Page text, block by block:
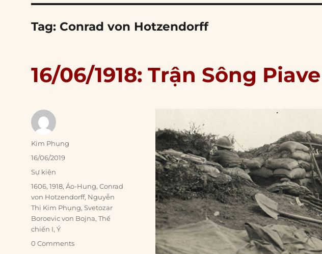
Tag: Conrad von Hotzendorff
16/06/1918: Trận Sông Piave
Author
Kim Phụng
Posted
16/06/2019
Categories
Sự kiện
Tags
1606,1918,Áo-Hung,Conrad
von Hotzendorff, Nguyễn
Thị Kim Phụng,Svetozar
Boroevic von Bojna,Thế
chiến I,Ý
0 Comments